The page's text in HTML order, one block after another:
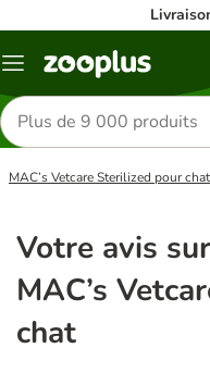
Menu
Rechercher
des
produits
MAC’s Vetcare Sterilized pour chat
Votre avis sur
MAC’s
chat